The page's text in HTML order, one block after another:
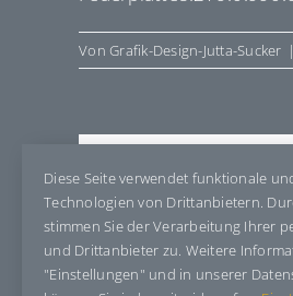
VonGrafik-Design-Jutta-Sucker |
Share This
Diese Seite verwendet funktionale
Technologien von Drittanbietern.
stimmen Sie der Verarbeitung Ihrer
und Drittanbieter zu. Weitere
"Einstellungen" und in unserer